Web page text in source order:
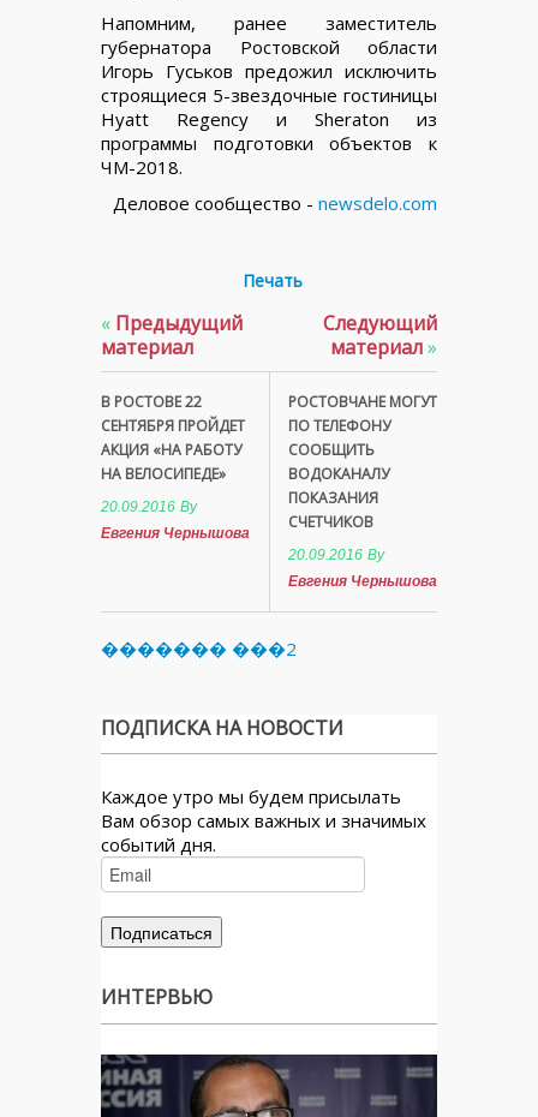
Напомним, ранее заместитель
губернатора Ростовской области
Игорь Гуськов предожил исключить
строящиеся 5-звездочные гостиницы
Hyatt Regency и Sheraton из
программы подготовки объектов к
ЧМ-2018.
Деловое сообщество - newsdelo.com
Печать
« Предыдущий
материал
В РОСТОВЕ 22
СЕНТЯБРЯ ПРОЙДЕТ
АКЦИЯ «НА РАБОТУ
НА ВЕЛОСИПЕДЕ»
20.09.2016 By
Евгения Чернышова
Следующий
материал»
РОСТОВЧАНЕ МОГУТ
ПО ТЕЛЕФОНУ
СООБЩИТЬ
ВОДОКАНАЛУ
ПОКАЗАНИЯ
СЧЕТЧИКОВ
20.09.2016 By
Евгения Чернышова
������� ���2
ПОДПИСКА НА НОВОСТИ
Каждое утро мы будем присылать
Вам обзор самых важных и значимых
событий дня.
ИНТЕРВЬЮ